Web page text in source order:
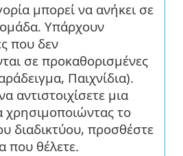
μπορεί να ανήκει σε
Υπάρχουν
που δεν
σε προκαθορισμένες
Παιχνίδια).
αντιστοιχίσετε μια
χρησιμοποιώντας το
διαδικτύου, προσθέστε
που θέλετε.